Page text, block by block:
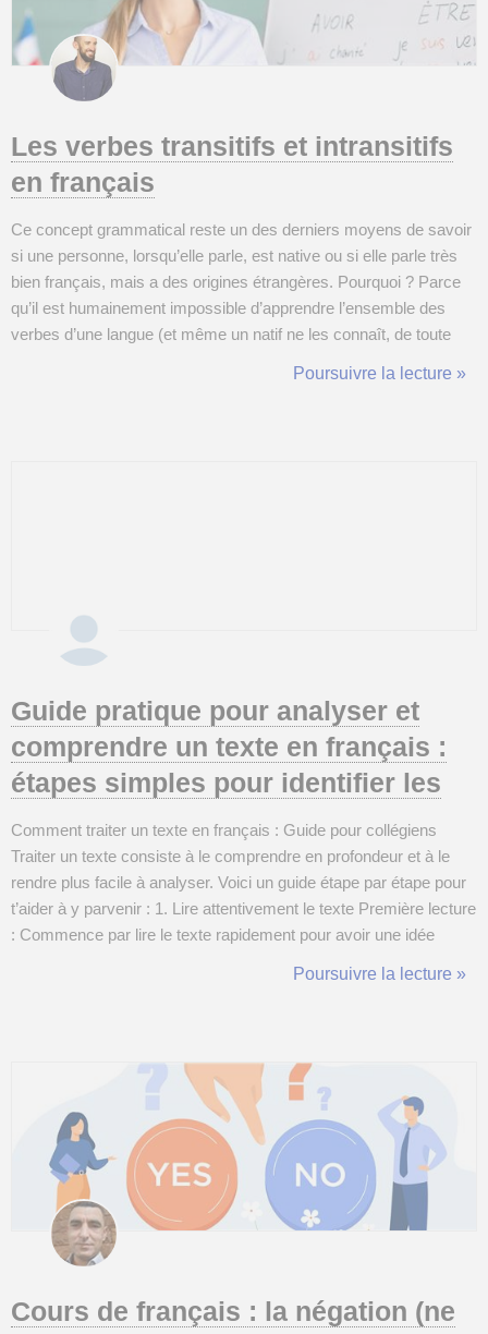
Les verbes transitifs et intransitifs
en français
Ce concept grammatical reste un des derniers moyens de savoir
si une personne, lorsqu’elle parle, est native ou si elle parle très
bien français, mais a des origines étrangères. Pourquoi ? Parce
qu’il est humainement impossible d’apprendre l’ensemble des
verbes d’une langue (et même un natif ne les connaît, de toute
Poursuivre la lecture »
Guide pratique pour analyser et
comprendre un texte en français :
étapes simples pour identifier les
Comment traiter un texte en français : Guide pour collégiens
Traiter un texte consiste à le comprendre en profondeur et à le
rendre plus facile à analyser. Voici un guide étape par étape pour
t’aider à y parvenir : 1. Lire attentivement le texte Première lecture
: Commence par lire le texte rapidement pour avoir une idée
Poursuivre la lecture »
Cours de français : la négation (ne